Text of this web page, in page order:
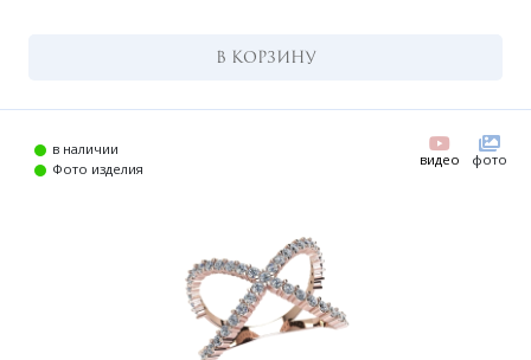
В КОРЗИНУ
в наличии
Фото изделия
видео фото